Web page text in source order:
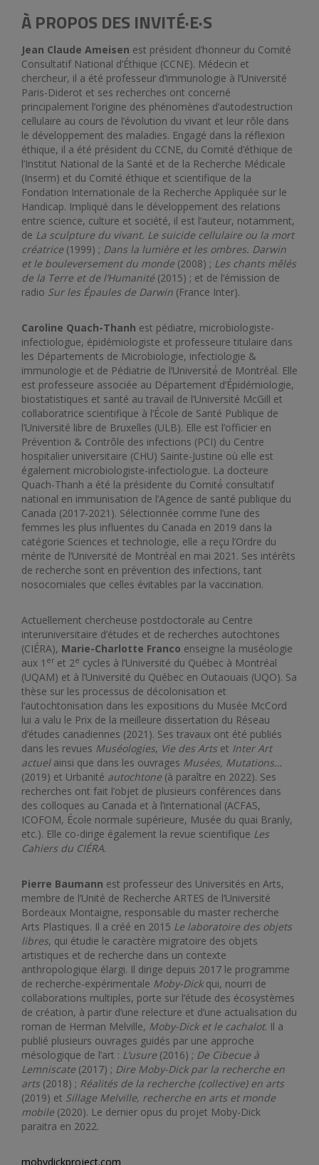
À PROPOS DES INVITÉ·E·S
Jean Claude Ameisen est président d’honneur du Comité
Consultatif National d’Éthique (CCNE). Médecin et
chercheur, il a été professeur d’immunologie à l’Université
Paris-Diderot et ses recherches ont concerné
principalement l’origine des phénomènes d’autodestruction
cellulaire au cours de l’évolution du vivant et leur rôle dans
le développement des maladies. Engagé dans la réflexion
éthique, il a été président du CCNE, du Comité d’éthique de
l’Institut National de la Santé et de la Recherche Médicale
(Inserm) et du Comité éthique et scientifique de la
Fondation Internationale de la Recherche Appliquée sur le
Handicap. Impliqué dans le développement des relations
entre science, culture et société, il est l’auteur, notamment,
de La sculpture du vivant. Le suicide cellulaire ou la mort
créatrice (1999) ; Dans la lumière et les ombres. Darwin
et le bouleversement du monde (2008) ; Les chants mêlés
de la Terre et de l’Humanité (2015) ; et de l’émission de
radio Sur les Épaules de Darwin (France Inter).
Caroline Quach-Thanh est pédiatre, microbiologiste-
infectiologue, épidémiologiste et professeure titulaire dans
les Départements de Microbiologie, infectiologie &
immunologie et de Pédiatrie de l’Université́ de Montréal. Elle
est professeure associée au Département d’Épidémiologie,
biostatistiques et santé au travail de l’Université McGill et
collaboratrice scientifique à l’École de Santé Publique de
l’Université libre de Bruxelles (ULB). Elle est l’officier en
Prévention & Contrôle des infections (PCI) du Centre
hospitalier universitaire (CHU) Sainte-Justine où elle est
également microbiologiste-infectiologue. La docteure
Quach-Thanh a été la présidente du Comité́ consultatif
national en immunisation de l’Agence de santé publique du
Canada (2017-2021). Sélectionnée comme l’une des
femmes les plus influentes du Canada en 2019 dans la
catégorie Sciences et technologie, elle a reçu l’Ordre du
mérite de l’Université de Montréal en mai 2021. Ses intérêts
de recherche sont en prévention des infections, tant
nosocomiales que celles évitables par la vaccination.
Actuellement chercheuse postdoctorale au Centre
interuniversitaire d’études et de recherches autochtones
(CIÉRA), Marie-Charlotte Franco enseigne la muséologie
aux 1 er et 2e cycles à l’Université du Québec à Montréal
(UQAM) et à l’Université du Québec en Outaouais (UQO). Sa
thèse sur les processus de décolonisation et
l’autochtonisation dans les expositions du Musée McCord
lui a valu le Prix de la meilleure dissertation du Réseau
d’études canadiennes (2021). Ses travaux ont été publiés
dans les revues Muséologies, Vie des Arts et Inter Art
actuelainsi que dans les ouvrages Musées, Mutations…
(2019) et Urbanité autochtone (à paraître en 2022). Ses
recherches ont fait l’objet de plusieurs conférences dans
des colloques au Canada et à l’international (ACFAS,
ICOFOM, École normale supérieure, Musée du quai Branly,
etc.). Elle co-dirige également la revue scientifique Les
Cahiers du CIÉRA.
Pierre Baumann est professeur des Universités en Arts,
membre de l’Unité de Recherche ARTES de l’Université
Bordeaux Montaigne, responsable du master recherche
Arts Plastiques. Il a créé en 2015 Le laboratoire des objets
libres, qui étudie le caractère migratoire des objets
artistiques et de recherche dans un contexte
anthropologique élargi. Il dirige depuis 2017 le programme
de recherche-expérimentale Moby-Dickqui, nourri de
collaborations multiples, porte sur l’étude des écosystèmes
de création, à partir d’une relecture et d’une actualisation du
roman de Herman Melville, Moby-Dick et le cachalot. Il a
publié plusieurs ouvrages guidés par une approche
mésologique de l’art : L’usure (2016) ; De Cibecue à
Lemniscate (2017) ; Dire Moby-Dick par la recherche en
arts (2018) ; Réalités de la recherche (collective) en arts
(2019) et Sillage Melville, recherche en arts et monde
mobile (2020). Le dernier opus du projet Moby-Dick
paraitra en 2022.
mobydickproject.com